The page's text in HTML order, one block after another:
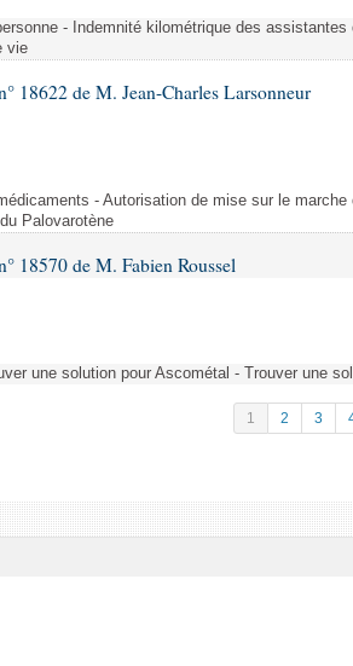
- Indemnité kilométrique des
vie
18622 de M. Jean-Charles Larsonneur
- Autorisation de mise sur le
Palovarotène
18570 de M. Fabien Roussel
une solution pour Ascométal - Trouver une
1 2 3